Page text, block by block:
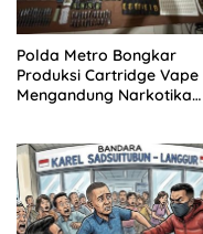
Polda Metro Bongkar
Produksi Cartridge Vape
Mengandung Narkotika